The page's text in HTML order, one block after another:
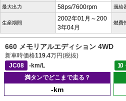
最大出力 58ps/7600rpm 過給
生産期間
2002年01月～200
3年04月
燃費
660 メモリアルエディション 4WD
新車時価格119.4万円(税抜)
JC08
-km/L 10
満タンでどこまで走る？
-km